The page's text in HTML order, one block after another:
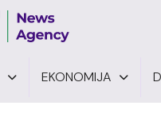
EKONOMIJA